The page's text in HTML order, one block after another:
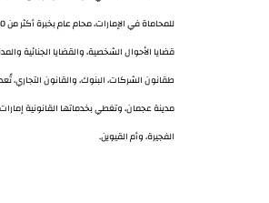
قضايا الأحوال الشخصية، والقضايا الجنائية
طقانون الشركات، البنوك، والقانون التجاري،
مدينة عجمان، وتغطي بخدماتها القانونية
الفجيرة، وأم القيوين.